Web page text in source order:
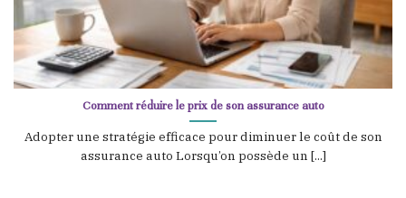
Comment réduire le prix de son assurance auto
Adopter une stratégie efficace pour diminuer le coût de son
assurance auto Lorsqu’on possède un [...]